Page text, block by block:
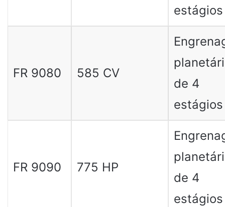
estágios
FR 9080 585 CV
de 4
estágios
FR 9090 775 HP
de 4
estágios